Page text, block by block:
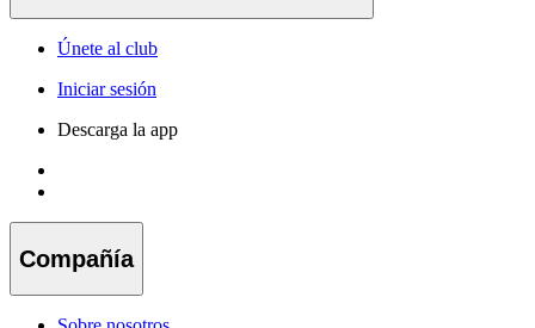
Únete al club
Iniciar sesión
Descarga la app
Compañía